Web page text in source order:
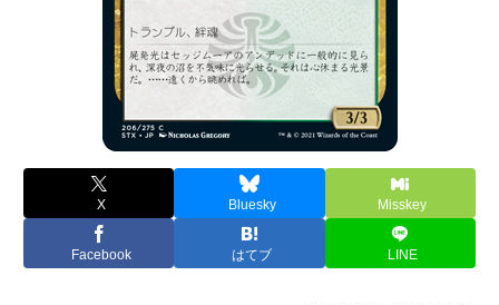
X Bluesky Misskey
Facebook はてブ LINE